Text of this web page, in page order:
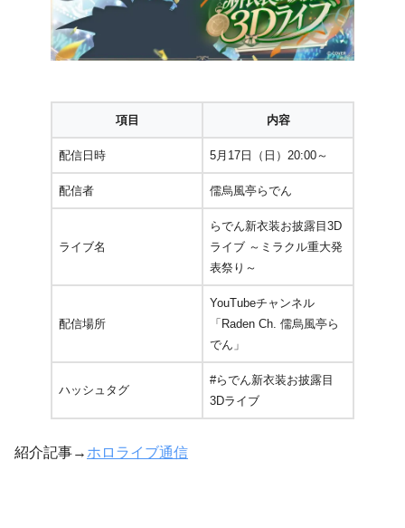
項目 内容
配信日時 5月17日（日）20:00～
配信者 儒烏風亭らでん
ライブ名
らでん新衣装お披露目3D
ライブ ～ミラクル重大発
表祭り～
配信場所
YouTubeチャンネル
「Raden Ch. 儒烏風亭ら
でん」
ハッシュタグ
#らでん新衣装お披露目
3Dライブ
紹介記事→ ホロライブ通信